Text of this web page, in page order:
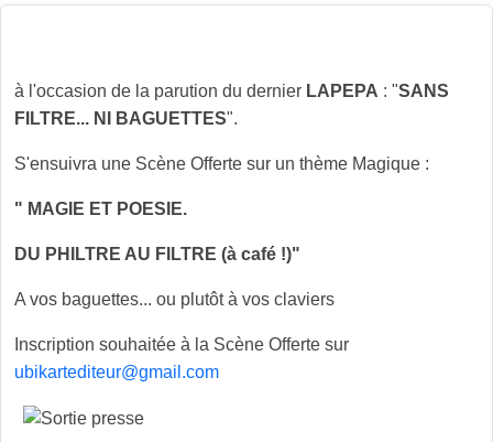
à l'occasion de la parution du dernier LAPEPA : "SANS
FILTRE... NI BAGUETTES".
S'ensuivra une Scène Offerte sur un thème Magique :
" MAGIE ET POESIE.
DU PHILTRE AU FILTRE (à café !)"
A vos baguettes... ou plutôt à vos claviers
Inscription souhaitée à la Scène Offerte sur
ubikartediteur@gmail.com